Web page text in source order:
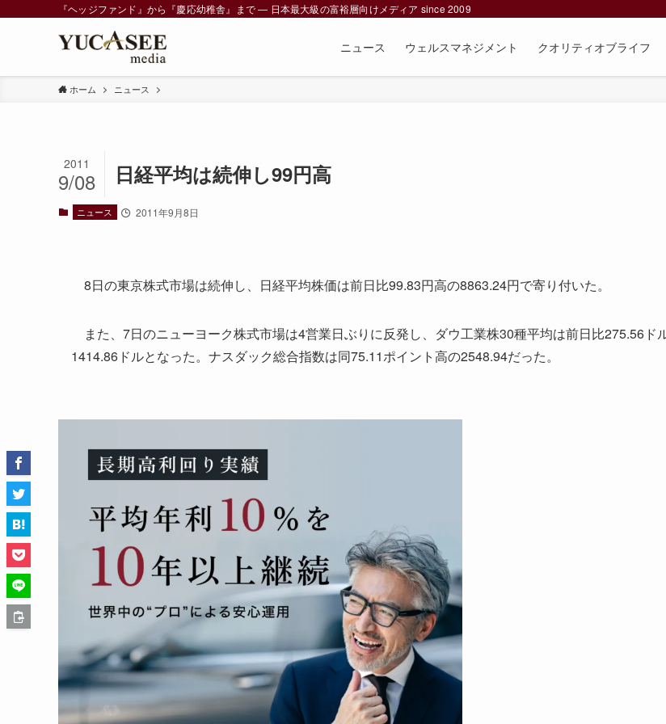
『ヘッジファンド』から『慶応幼稚舎』まで ― 日本最大級の富裕層向けメディア since 2009
ニュース ウェルスマネジメント クオリティオブライフ
ホーム ニュース
日経平均は続伸し99円高
2011
9/08
ニュース 2011年9月8日
8日の東京株式市場は続伸し、日経平均株価は前日比99.83円高の8863.24円で寄り付いた。
また、7日のニューヨーク株式市場は4営業日ぶりに反発し、ダウ工業株30種平均は前日比275.56ド
1414.86ドルとなった。ナスダック総合指数は同75.11ポイント高の2548.94だった。